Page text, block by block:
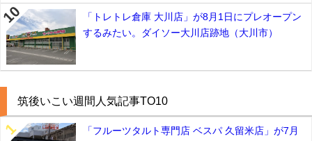
「トレトレ倉庫 大川店」が8月1日にプレオープン
するみたい。ダイソー大川店跡地（大川市）
筑後いこい週間人気記事TO10
「フルーツタルト専門店 ベスパ 久留米店」が7月